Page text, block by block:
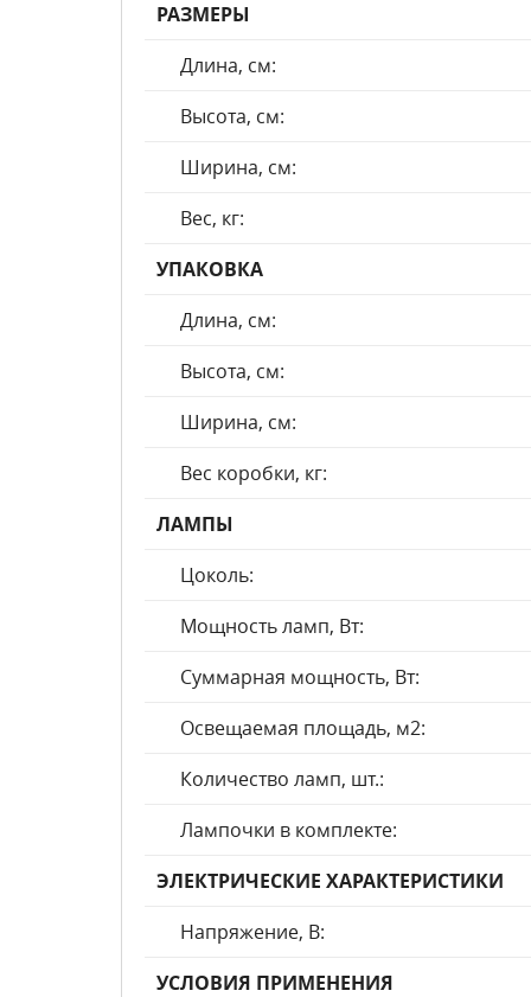
РАЗМЕРЫ
Длина, см:
Высота, см:
Ширина, см:
Вес, кг:
УПАКОВКА
Длина, см:
Высота, см:
Ширина, см:
Вес коробки, кг:
ЛАМПЫ
Цоколь:
Мощность ламп, Вт:
Суммарная мощность, Вт:
Освещаемая площадь, м2:
Количество ламп, шт.:
Лампочки в комплекте:
ЭЛЕКТРИЧЕСКИЕ ХАРАКТЕРИСТИКИ
Напряжение, В:
УСЛОВИЯ ПРИМЕНЕНИЯ